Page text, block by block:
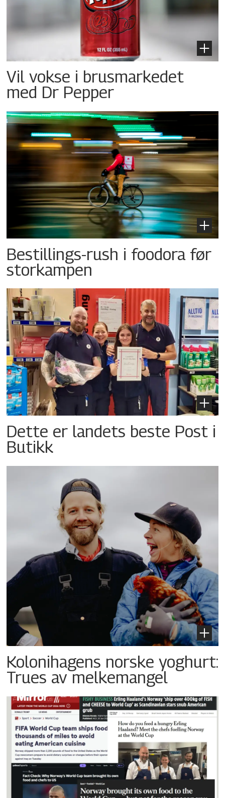
Vil vokse i brusmarkedet
med Dr Pepper
Bestillings-rush i foodora før
storkampen
Dette er landets beste Post i
Butikk
Kolonihagens norske yoghurt:
Trues av melkemangel